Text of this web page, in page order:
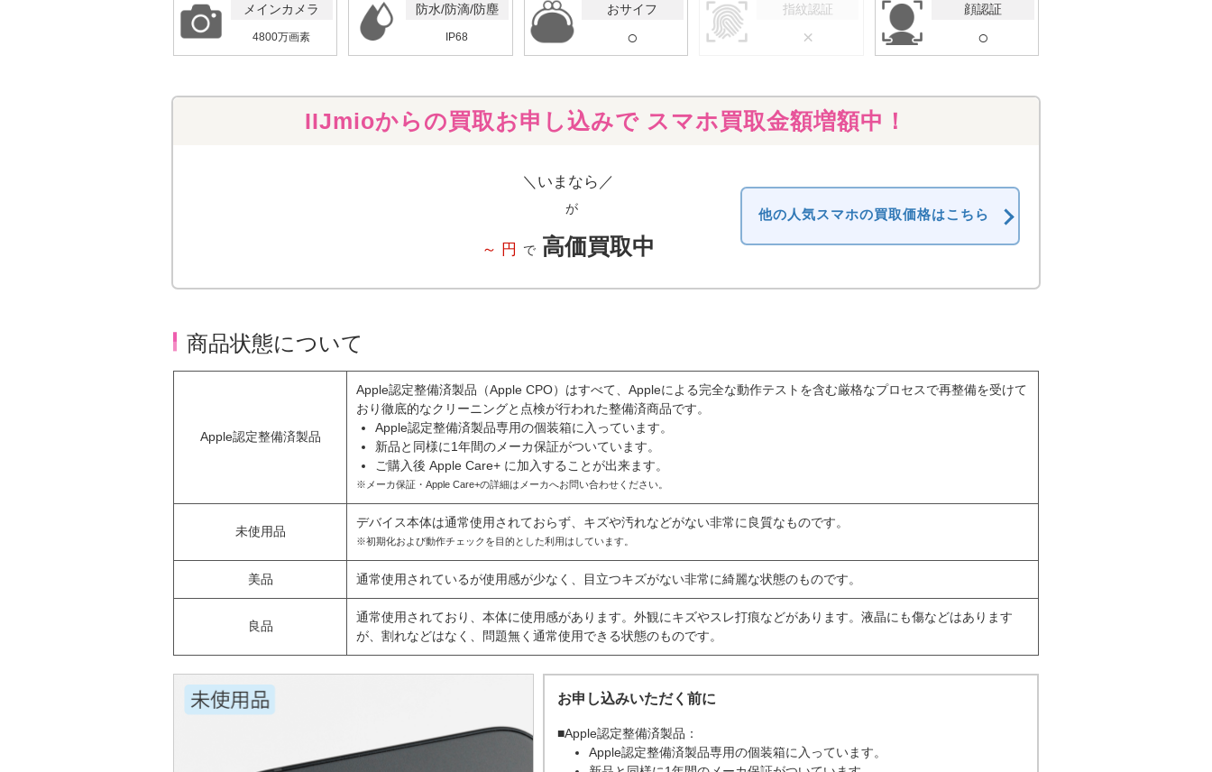
メインカメラ
4800万画素
防水/防滴/防塵
IP68
おサイフ
○
指紋認証
×
顔認証
○
IIJmioからの買取お申し込みで スマホ買取金額増額中！
＼いまなら／
が
～ 円 で 高価買取中
他の人気スマホの買取価格はこちら
商品状態について
Apple認定整備済製品
Apple認定整備済製品（Apple CPO）はすべて、Appleによる完全な動作テストを含む厳格なプロセスで再整備を受けて
おり徹底的なクリーニングと点検が行われた整備済商品です。
Apple認定整備済製品専用の個装箱に入っています。
新品と同様に1年間のメーカ保証がついています。
ご購入後 Apple Care+ に加入することが出来ます。
※メーカ保証・Apple Care+の詳細はメーカへお問い合わせください。
未使用品
デバイス本体は通常使用されておらず、キズや汚れなどがない非常に良質なものです。
※初期化および動作チェックを目的とした利用はしています。
美品 通常使用されているが使用感が少なく、目立つキズがない非常に綺麗な状態のものです。
良品
通常使用されており、本体に使用感があります。外観にキズやスレ打痕などがあります。液晶にも傷などはあります
が、割れなどはなく、問題無く通常使用できる状態のものです。
お申し込みいただく前に
■Apple認定整備済製品：
Apple認定整備済製品専用の個装箱に入っています。